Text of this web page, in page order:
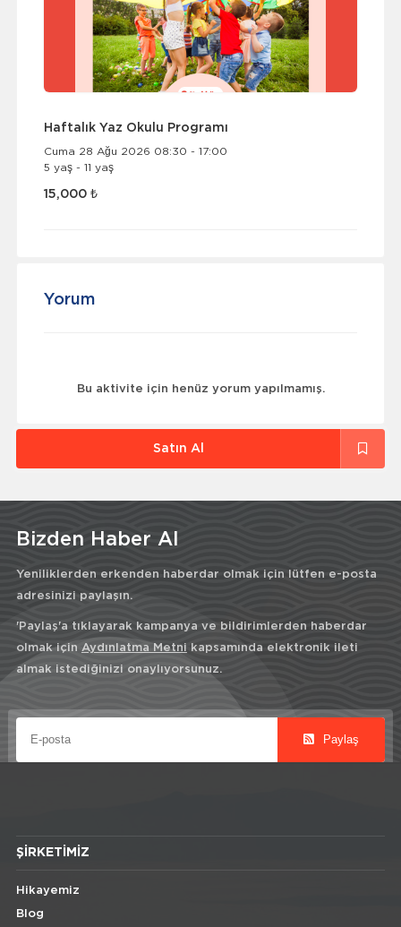
Haftalık Yaz Okulu Programı
Cuma 28 Ağu 2026 08:30 - 17:00
5 yaş - 11 yaş
15,000 ₺
Yorum
Bu aktivite için henüz yorum yapılmamış.
Satın Al
Bizden Haber Al
Yeniliklerden erkenden haberdar olmak için lütfen e-posta
adresinizi paylaşın.
'Paylaş'a tıklayarak kampanya ve bildirimlerden haberdar
olmak için Aydınlatma Metni kapsamında elektronik ileti
almak istediğinizi onaylıyorsunuz.
Paylaş
ŞIRKETIMIZ
Hikayemiz
Blog